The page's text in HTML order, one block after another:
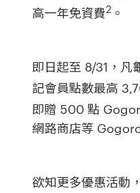
高一年免資費2 。
即日起至 8/31，凡
記會員點數最高
即贈 500 點
網路商店等
欲知更多優惠活動